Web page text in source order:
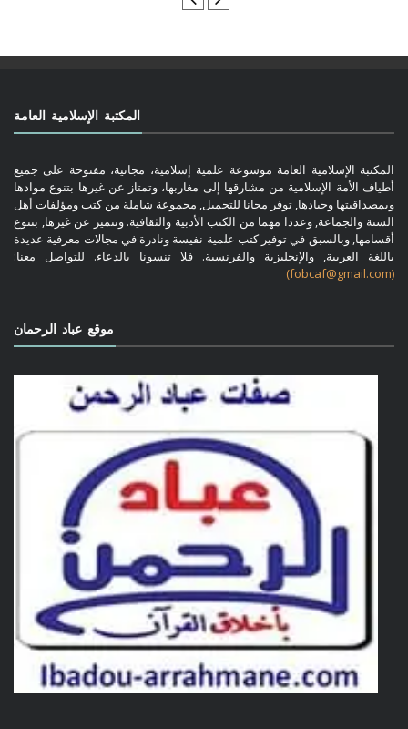
المكتبة الإسلامية العامة
المكتبة الإسلامية العامة موسوعة علمية إسلامية، مجانية، مفتوحة على جميع
أطياف الأمة الإسلامية من مشارقها إلى مغاربها، وتمتاز عن غيرها بتنوع موادها
وبمصداقيتها وحيادها, توفر مجانا للتحميل, مجموعة شاملة من كتب ومؤلفات أهل
السنة والجماعة, وعددا مهما من الكتب الأدبية والثقافية. وتتميز عن غيرها, بتنوع
أقسامها, وبالسبق في توفير كتب علمية نفيسة ونادرة في مجالات معرفية عديدة
باللغة العربية, والإنجليزية والفرنسية. فلا تنسونا بالدعاء. للتواصل معنا:
(fobcaf@gmail.com)
موقع عباد الرحمان